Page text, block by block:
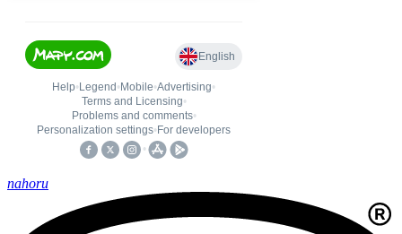
nahoru